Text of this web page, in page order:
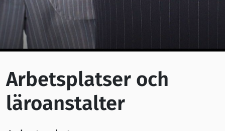
Arbetsplatser och
läroanstalter